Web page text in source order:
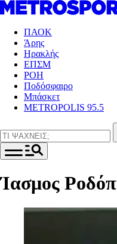
ΠΑΟΚ
Άρης
Ηρακλής
ΕΠΣΜ
ΡΟΗ
Ποδόσφαιρο
Μπάσκετ
METROPOLIS 95.5
Ίασμος